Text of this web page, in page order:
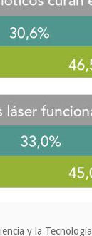
y la